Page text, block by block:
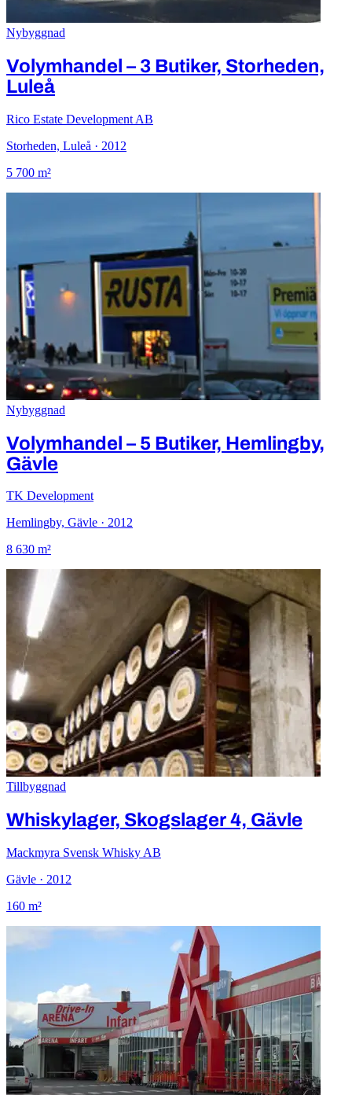
Nybyggnad
Volymhandel – 3 Butiker, Storheden,
Luleå
Rico Estate Development AB
Storheden, Luleå · 2012
5 700 m²
Nybyggnad
Volymhandel – 5 Butiker, Hemlingby,
Gävle
TK Development
Hemlingby, Gävle · 2012
8 630 m²
Tillbyggnad
Whiskylager, Skogslager 4, Gävle
Mackmyra Svensk Whisky AB
Gävle · 2012
160 m²